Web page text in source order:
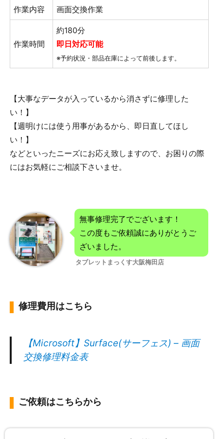
作業内容 画面交換作業
作業時間
約180分
即日対応可能
※予約状況・部品在庫によって前後します。
【大事なデータが入っているから消さずに修理した
い！】
【週明けには使う用事があるから、即日直してほし
い！】
などといったニーズにお応え致しますので、お困りの際
にはお気軽にご相談下さいませ。
無事修理完了でございます！
この度もご依頼誠にありがとうご
ざいました。
タブレットまっくす大阪梅田店
修理費用はこちら
【Microsoft】Surface(サーフェス) – 画面
交換修理料金表
ご依頼はこちらから